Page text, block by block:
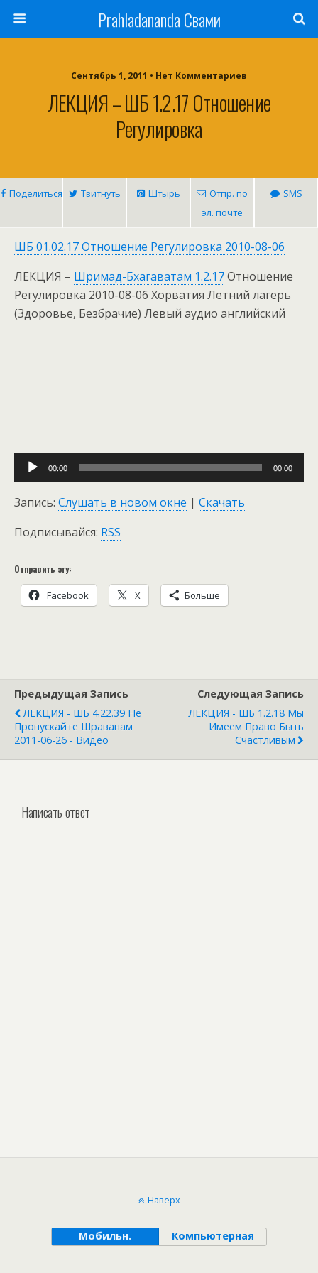
Prahladananda Свами
Сентябрь 1, 2011 • Нет Комментариев
ЛЕКЦИЯ – ШБ 1.2.17 Отношение
Регулировка
Поделиться Твитнуть Штырь
Отпр. по
эл. почте
SMS
ШБ 01.02.17 Отношение Регулировка 2010-08-06
ЛЕКЦИЯ – Шримад-Бхагаватам 1.2.17Отношение
Регулировка 2010-08-06 Хорватия Летний лагерь
(Здоровье, Безбрачие) Левый аудио английский
Audio
Player
00:00 00:00
Запись: Слушать в новом окне | Скачать
Подписывайся: RSS
Отправить эту:
Facebook Х Больше
Предыдущая Запись
ЛЕКЦИЯ - ШБ 4.22.39 Не
Пропускайте Шраванам
2011-06-26 - Видео
Следующая Запись
ЛЕКЦИЯ - ШБ 1.2.18 Мы
Имеем Право Быть
Счастливым
Написать ответ
Наверх
Мобильн. Компьютерная